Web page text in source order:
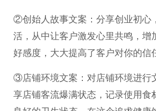
②创始人故事文案：分享创业初心
活，从中让客户激发心里共鸣，增
好感度，大大提高了客户对你的信
③店铺环境文案：对店铺环境进行
享店铺客流爆满状态，记录使用食